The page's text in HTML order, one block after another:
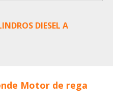
DIESEL A
Motor de rega